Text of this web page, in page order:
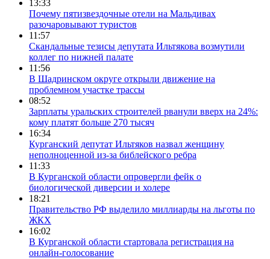
13:33
Почему пятизвездочные отели на Мальдивах
разочаровывают туристов
11:57
Скандальные тезисы депутата Ильтякова возмутили
коллег по нижней палате
11:56
В Шадринском округе открыли движение на
проблемном участке трассы
08:52
Зарплаты уральских строителей рванули вверх на 24%:
кому платят больше 270 тысяч
16:34
Курганский депутат Ильтяков назвал женщину
неполноценной из-за библейского ребра
11:33
В Курганской области опровергли фейк о
биологической диверсии и холере
18:21
Правительство РФ выделило миллиарды на льготы по
ЖКХ
16:02
В Курганской области стартовала регистрация на
онлайн‑голосование